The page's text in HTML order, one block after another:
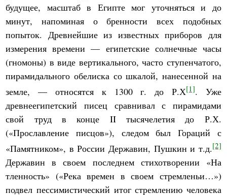
будущее, масштаб в Египте мог уточняться и до
минут, напоминая о бренности всех подобных
попыток. Древнейшие из известных приборов для
измерения времени — египетские солнечные часы
(гномоны) в виде вертикального, часто ступенчатого,
пирамидального обелиска со шкалой, нанесенной на
земле, — относятся к 1300 г. до Р.Х[1]. Уже
древнеегипетский писец сравнивал с пирамидами
свой труд в конце II тысячелетия до Р.Х.
(«Прославление писцов»), следом был Гораций с
«Памятником», в России Державин, Пушкин и т.д.[2]
Державин в своем последнем стихотворении «На
тленность» («Река времен в своем стремленьи…»)
подвел пессимистический итог стремлению человека